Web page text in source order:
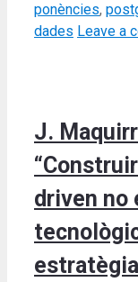
ponències,
dades Leave a
J.
driven no